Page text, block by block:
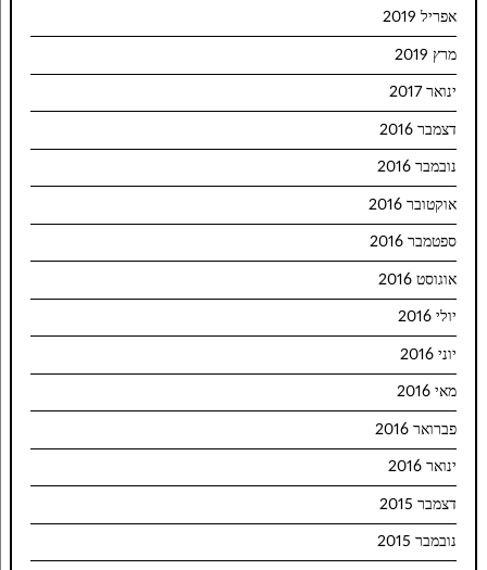
אפריל 2019
מרץ 2019
ינואר 2017
דצמבר 2016
נובמבר 2016
אוקטובר 2016
ספטמבר 2016
אוגוסט 2016
יולי 2016
יוני 2016
מאי 2016
פברואר 2016
ינואר 2016
דצמבר 2015
נובמבר 2015